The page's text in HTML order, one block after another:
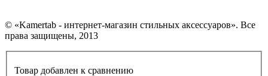
© «Kamertab - интернет-магазин стильных аксессуаров». Все
права защищены, 2013
Товар добавлен к сравнению